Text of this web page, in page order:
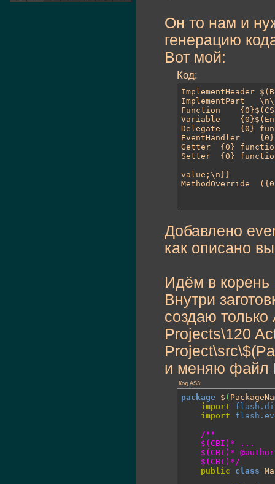
Он то нам и
генерацию
Вот мой:
Код:
ImplementHeader	$(Boundary)\n\n/* INTERFACE {0} */
ImplementPart	\n\n{0}$(CSLB){{\n\t{1}\n}}
Function	{0}$(CSLB){{\n\t\n}}
Variable	{0}$(EntryPoint);
Delegate	{0} function {1}():{2} $(CSLB){{\n\t$(EntryPoint)\n}}
EventHandler	{0} function {1}(event:{2}):{3} $(CSLB){{\n\t$(EntryPoint)\n}}
Getter	{0} function get {1}():{2} {{ $(EntryPoint)return {3}; }}
Setter	{0} function set {1}(value:{2}):{4} $(CSLB){{\n\tif ({3} == value) return;\n\t$(EntryPoint){3} =
value;\n}}
Добавлено
как описано
Идём в корень
Внутри
создаю
Projects\120
и меняю файл
Код AS3:
package $ (
import
import
/**
	$(CBI)*/
public
class